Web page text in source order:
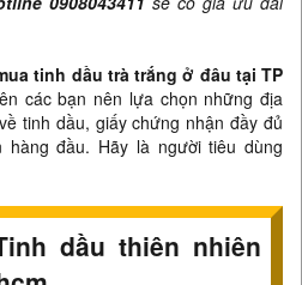
tinh dầu trà trắng ở đâu tại TP
các bạn nên lựa chọn những địa
tinh dầu, giấy chứng nhận đầy đủ
đầu. Hãy là người tiêu dùng
dầu thiên nhiên